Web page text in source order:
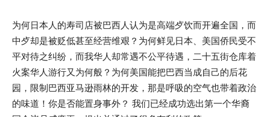
为何日本人的寿司店被巴西人认为是高端歺饮而开遍全国，而
中歺却是被贬低甚至经营维艰？为何鲜见日本、美国侨民受不
平对待之纠纷，而我华人却常遇不公平待遇，二十五街仓库着
火案华人游行又为何般？为何美国能把巴西当成自己的后花
园，限制巴西亚马逊雨林的开发，那是呼吸的空气也带着政治
的味道！你是否能置身事外？ 我们已经成功选出第一个华裔